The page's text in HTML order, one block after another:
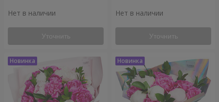
Нет в наличии
Уточнить
Нет в наличии
Уточнить